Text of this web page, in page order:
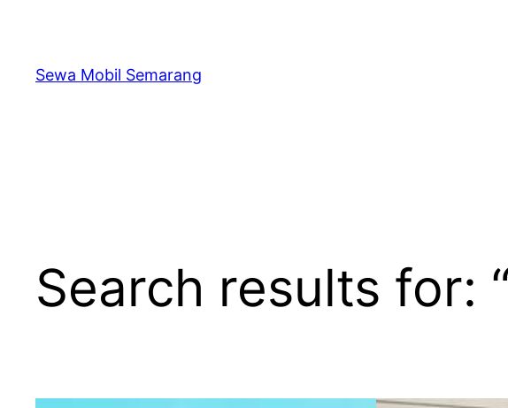
content
Sewa Mobil Semarang
Search results for: